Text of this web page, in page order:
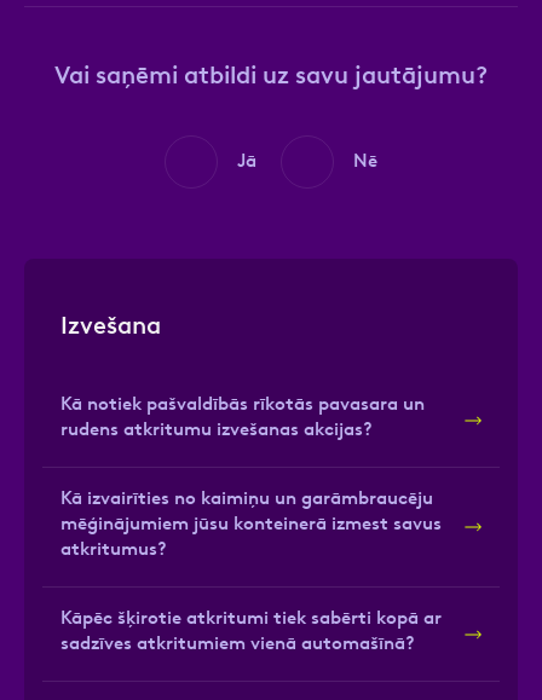
Izvešana
Kā notiek pašvaldībās rīkotās pavasara un
rudens atkritumu izvešanas akcijas?
Kā izvairīties no kaimiņu un garāmbraucēju
mēģinājumiem jūsu konteinerā izmest savus
atkritumus?
Kāpēc šķirotie atkritumi tiek sabērti kopā ar
sadzīves atkritumiem vienā automašīnā?
Vai saņēmi atbildi uz savu jautājumu?
Jā Nē